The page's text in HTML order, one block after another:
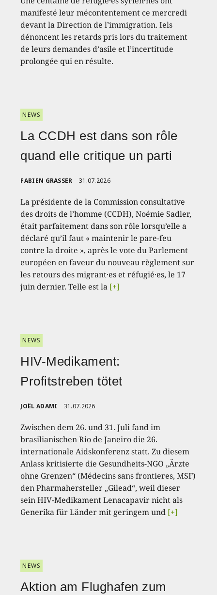
manifesté leur mécontentement ce mercredi
devant la Direction de l’immigration. Iels
dénoncent les retards pris lors du traitement
de leurs demandes d’asile et l’incertitude
prolongée qui en résulte.
NEWS
La CCDH est dans son rôle
quand elle critique un parti
FABIEN GRASSER 31.07.2026
La présidente de la Commission consultative
des droits de l’homme (CCDH), Noémie Sadler,
était parfaitement dans son rôle lorsqu’elle a
déclaré qu’il faut « maintenir le pare-feu
contre la droite », après le vote du Parlement
européen en faveur du nouveau règlement sur
les retours des migrant·es et réfugié·es, le 17
juin dernier. Telle est la [+]
NEWS
HIV-Medikament:
Profitstreben tötet
JOËL ADAMI 31.07.2026
Zwischen dem 26. und 31. Juli fand im
brasilianischen Rio de Janeiro die 26.
internationale Aidskonferenz statt. Zu diesem
Anlass kritisierte die Gesundheits-NGO „Ärzte
ohne Grenzen“ (Médecins sans frontieres, MSF)
den Pharmahersteller „Gilead“, weil dieser
sein HIV-Medikament Lenacapavir nicht als
Generika für Länder mit geringem und [+]
NEWS
Aktion am Flughafen zum